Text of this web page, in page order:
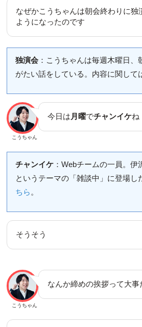
なぜかこうちゃんは朝会終わりに独
ようになったのです
独演会：こうちゃんは毎週木曜日、
がたい話をしている。内容に関して
こうちゃん
今日は 月曜でチャンイケね
チャンイケ：Webチームの一員。伊
というテーマの「雑談中」に登場し
ちら 。
そうそう
こうちゃん
なんか締めの挨拶って大事